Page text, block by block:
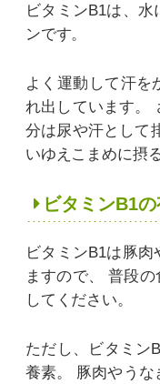
ビタミンB1は、
ンです。
よく運動して汗を
れ出しています。
分は尿や汗として
いゆえこまめに摂
ビタミンB1
ビタミンB1は豚
ますので、
普段の
してください。
ただし、ビタミン
養素。
豚肉やう